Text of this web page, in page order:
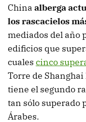
China alberga
los rascacielos
mediados del año
edificios que
cuales cinco
Torre de
tiene el segundo
tan sólo superado
Árabes.